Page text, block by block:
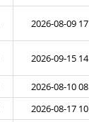
2026-08-09
2026-09-15
2026-08-10
2026-08-17